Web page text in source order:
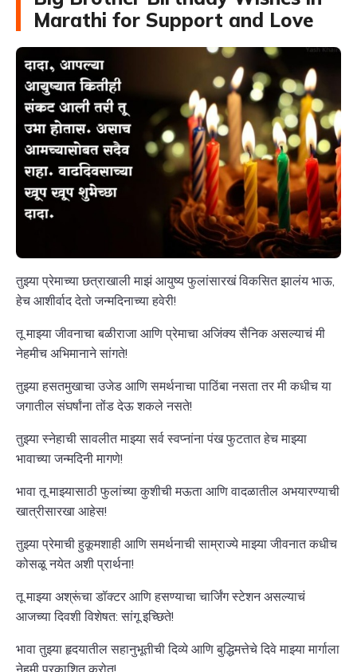
Marathi for Support and Love
तुझ्या प्रेमाच्या छत्राखाली माझं आयुष्य फुलांसारखं विकसित झालंय भाऊ,
हेच आशीर्वाद देतो जन्मदिनाच्या हवेरी!
तू माझ्या जीवनाचा बळीराजा आणि प्रेमाचा अजिंक्य सैनिक असल्याचं मी
नेहमीच अभिमानाने सांगते!
तुझ्या हसतमुखाचा उजेड आणि समर्थनाचा पाठिंबा नसता तर मी कधीच या
जगातील संघर्षांना तोंड देऊ शकले नसते!
तुझ्या स्नेहाची सावलीत माझ्या सर्व स्वप्नांना पंख फुटतात हेच माझ्या
भावाच्या जन्मदिनी मागणे!
भावा तू माझ्यासाठी फुलांच्या कुशीची मऊता आणि वादळातील अभयारण्याची
खात्रीसारखा आहेस!
तुझ्या प्रेमाची हुकूमशाही आणि समर्थनाची साम्राज्ये माझ्या जीवनात कधीच
कोसळू नयेत अशी प्रार्थना!
तू माझ्या अश्रूंचा डॉक्टर आणि हसण्याचा चार्जिंग स्टेशन असल्याचं
आजच्या दिवशी विशेषत: सांगू इच्छिते!
भावा तुझ्या हृदयातील सहानुभूतीची दिव्ये आणि बुद्धिमत्तेचे दिवे माझ्या मार्गाला
नेहमी प्रकाशित करोत!